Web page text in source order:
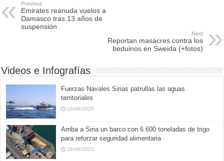
b
o
k
d
o
Previous
Emirates reanuda vuelos a
Damasco tras 13 años de
suspensión
Next
Reportan masacres contra los
beduinos en Sweida (+fotos)
Videos e Infografías
Fuerzas Navales Sirias patrullas las aguas
territoriales
18/08/2025
Arriba a Siria un barco con 6.600 toneladas de trigo
para reforzar seguridad alimentaria
18/08/2025